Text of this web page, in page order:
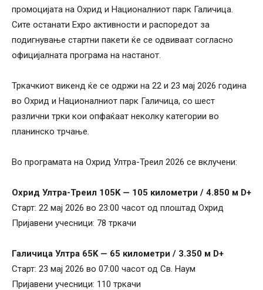
промоцијата на Охрид и Националниот парк Галичица.
Сите останати Expo активности и распоредот за
подигнување стартни пакети ќе се одвиваат согласно
официјалната програма на настанот.
Тркачкиот викенд ќе се одржи на 22 и 23 мај 2026 година
во Охрид и Националниот парк Галичица, со шест
различни трки кои опфаќаат неколку категории во
планинско трчање.
Во програмата на Охрид Ултра-Треил 2026 се вклучени:
Охрид Ултра-Треил 105K — 105 километри / 4.850 м D+
Старт: 22 мај 2026 во 23:00 часот од плоштад Охрид
Пријавени учесници: 78 тркачи
Галичица Ултра 65K — 65 километри / 3.350 м D+
Старт: 23 мај 2026 во 07:00 часот од Св. Наум
Пријавени учесници: 110 тркачи